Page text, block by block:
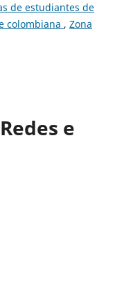
de estudiantes de
colombiana , Zona
e